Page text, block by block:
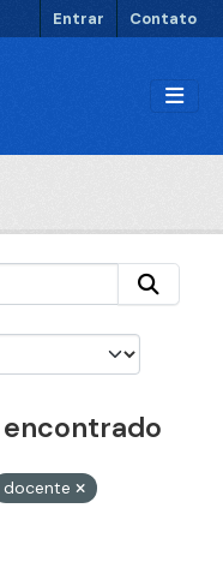
Entrar Contato
docente